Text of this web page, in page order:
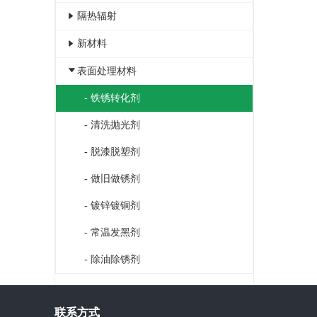
- 负离子原液
- 5A康氧底漆
- 负离子发生液
- 醛净分解酶
- 车用尿素液
- 玻璃水
- 洁精洗涤剂
- 防静电自洁涂膜
- 工业水循环除垢剂
- 地暖管道除垢剂
- 车用水箱除垢剂
隔热辐射
- 抗辐射原子粉
- 防辐射涂料
- 气凝胶隔热涂料
新材料
- 银离子净化液
- 负离子涂布液
表面处理材料
- 铁锈转化剂
- 清洗抛光剂
- 脱漆脱塑剂
- 做旧做锈剂
- 镀锌镀铜剂
- 常温发黑剂
- 除油除锈剂
联系方式